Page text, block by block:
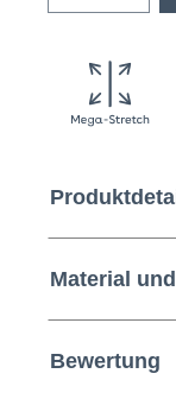
Material
Bewertung